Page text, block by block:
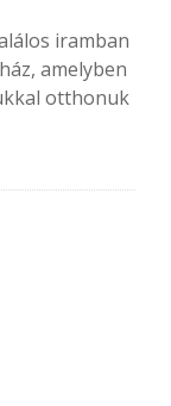
iramban
amelyben
otthonuk